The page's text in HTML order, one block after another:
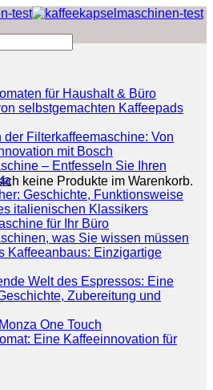
keine Produkte im Warenkorb.
für Haushalt & Büro
selbstgemachten Kaffeepads
der Filterkaffeemaschine: Von
mit Bosch
– Entfesseln Sie Ihren
Geschichte, Funktionsweise
italienischen Klassikers
für Ihr Büro
was Sie wissen müssen
Kaffeeanbaus: Einzigartige
Welt des Espressos: Eine
Zubereitung und
One Touch
Eine Kaffeeinnovation für